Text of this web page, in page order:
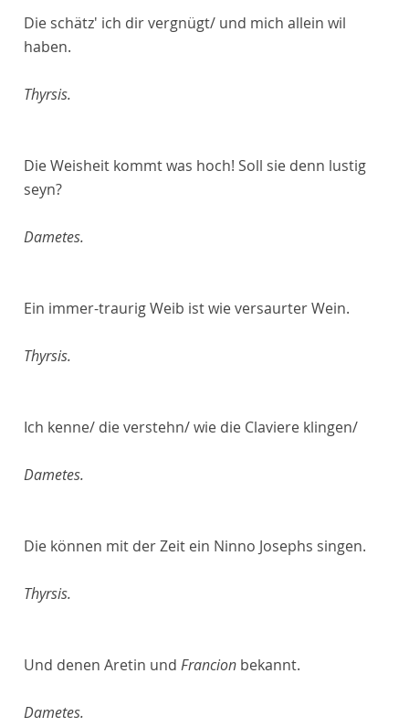
Die schätz' ich dir vergnügt/ und mich allein wil
haben.
Thyrsis.
Die Weisheit kommt was hoch! Soll sie denn lustig
seyn?
Dametes.
Ein immer-traurig Weib ist wie versaurter Wein.
Thyrsis.
Ich kenne/ die verstehn/ wie die Claviere klingen/
Dametes.
Die können mit der Zeit ein Ninno Josephs singen.
Thyrsis.
Und denen Aretin und Francion bekannt.
Dametes.